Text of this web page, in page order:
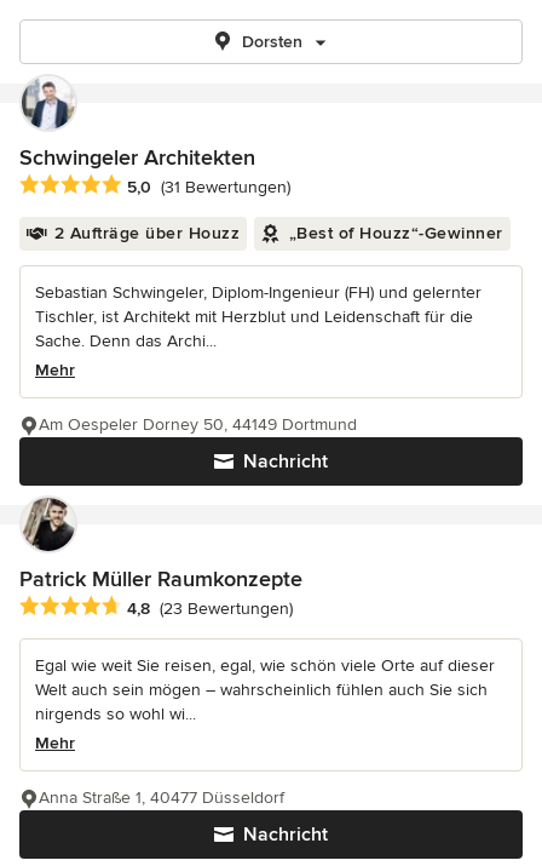
Dorsten
Schwingeler Architekten
Durchschnittliche Bewertung: 5 von 5 Sternen
5,0 (31 Bewertungen)
2 Aufträge über Houzz „Best of Houzz“-Gewinner
Sebastian Schwingeler, Diplom-Ingenieur (FH) und gelernter
Tischler, ist Architekt mit Herzblut und Leidenschaft für die
Sache. Denn das Archi...
Mehr
Nachricht
Am Oespeler Dorney 50, 44149 Dortmund
Patrick Müller Raumkonzepte
Durchschnittliche Bewertung: 4.8 von 5 Sternen
4,8 (23 Bewertungen)
Egal wie weit Sie reisen, egal, wie schön viele Orte auf dieser
Welt auch sein mögen – wahrscheinlich fühlen auch Sie sich
nirgends so wohl wi...
Mehr
Nachricht
Anna Straße 1, 40477 Düsseldorf